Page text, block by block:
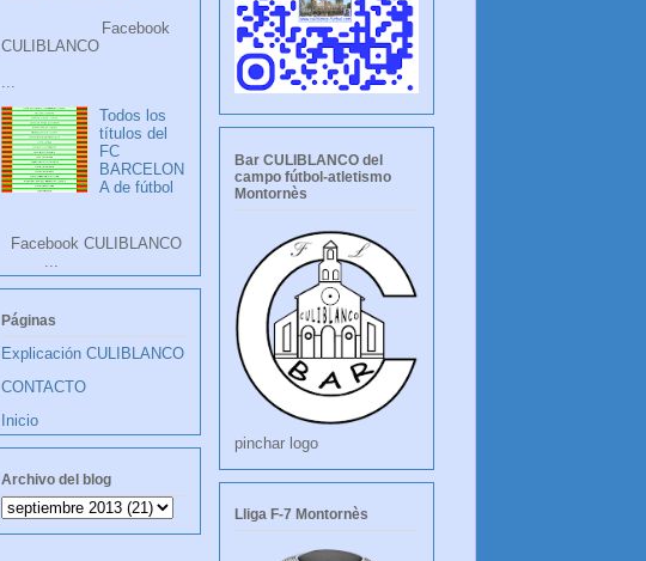
Facebook
CULIBLANCO
Todos los
títulos del
FC
BARCELON
A de fútbol
Facebook CULIBLANCO
...
Páginas
Explicación CULIBLANCO
CONTACTO
Inicio
Archivo del blog
Bar CULIBLANCO del
campo fútbol-atletismo
Montornès
pinchar logo
Lliga F-7 Montornès